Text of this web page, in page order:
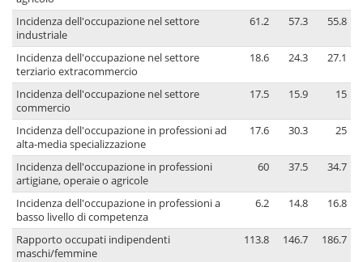
Incidenza dell'occupazione nel settore
industriale
61.2 57.3 55.8
Incidenza dell'occupazione nel settore
terziario extracommercio
18.6 24.3 27.1
Incidenza dell'occupazione nel settore
commercio
17.5 15.9 15
Incidenza dell'occupazione in professioni ad
alta-media specializzazione
17.6 30.3 25
Incidenza dell'occupazione in professioni
artigiane, operaie o agricole
60 37.5 34.7
Incidenza dell'occupazione in professioni a
basso livello di competenza
6.2 14.8 16.8
Rapporto occupati indipendenti
maschi/femmine
113.8 146.7 186.7